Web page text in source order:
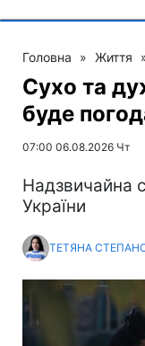
Головна » Життя
Сухо та
буде
07:00 06.08.2026 Чт
Надзвичайна
України
ТЕТЯНА